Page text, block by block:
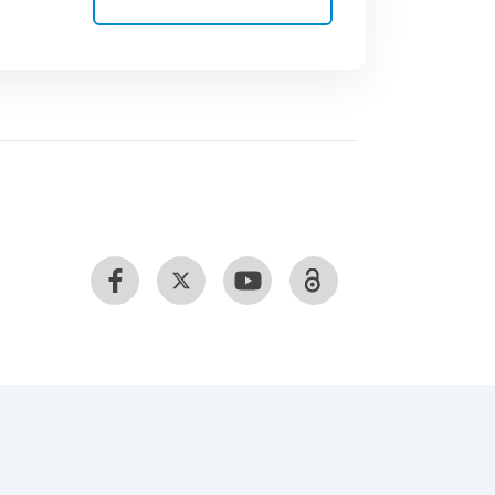
do Questionário da Satisfação